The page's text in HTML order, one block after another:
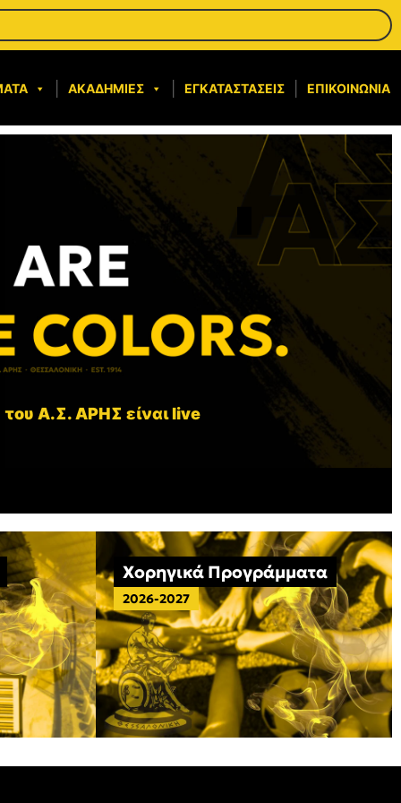
ΑΚΑΔΗΜΊΕΣ ΕΓΚΑΤΑΣΤΆΣΕΙΣ ΕΠΙΚΟΙΝΩΝΊΑ
του Α.Σ. ΑΡΗΣ είναι live
Χορηγικά Προγράμματα
2026-2027